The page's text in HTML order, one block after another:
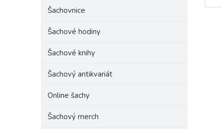
Šachovnice
Šachové hodiny
Šachové knihy
Šachový antikvariát
Online šachy
Šachový merch